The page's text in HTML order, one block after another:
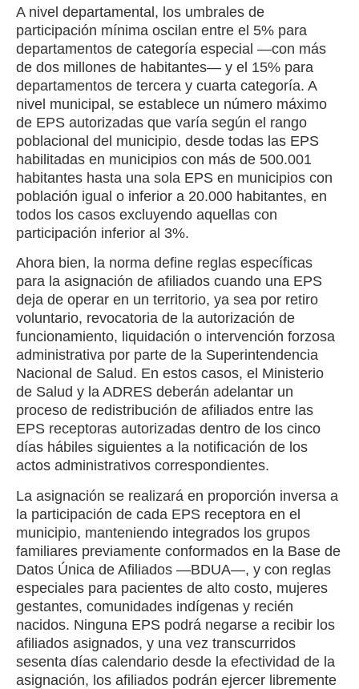
A nivel departamental, los umbrales de
participación mínima oscilan entre el 5% para
departamentos de categoría especial —con más
de dos millones de habitantes— y el 15% para
departamentos de tercera y cuarta categoría. A
nivel municipal, se establece un número máximo
de EPS autorizadas que varía según el rango
poblacional del municipio, desde todas las EPS
habilitadas en municipios con más de 500.001
habitantes hasta una sola EPS en municipios con
población igual o inferior a 20.000 habitantes, en
todos los casos excluyendo aquellas con
participación inferior al 3%.
Ahora bien, la norma define reglas específicas
para la asignación de afiliados cuando una EPS
deja de operar en un territorio, ya sea por retiro
voluntario, revocatoria de la autorización de
funcionamiento, liquidación o intervención forzosa
administrativa por parte de la Superintendencia
Nacional de Salud. En estos casos, el Ministerio
de Salud y la ADRES deberán adelantar un
proceso de redistribución de afiliados entre las
EPS receptoras autorizadas dentro de los cinco
días hábiles siguientes a la notificación de los
actos administrativos correspondientes.
La asignación se realizará en proporción inversa a
la participación de cada EPS receptora en el
municipio, manteniendo integrados los grupos
familiares previamente conformados en la Base de
Datos Única de Afiliados —BDUA—, y con reglas
especiales para pacientes de alto costo, mujeres
gestantes, comunidades indígenas y recién
nacidos. Ninguna EPS podrá negarse a recibir los
afiliados asignados, y una vez transcurridos
sesenta días calendario desde la efectividad de la
asignación, los afiliados podrán ejercer libremente